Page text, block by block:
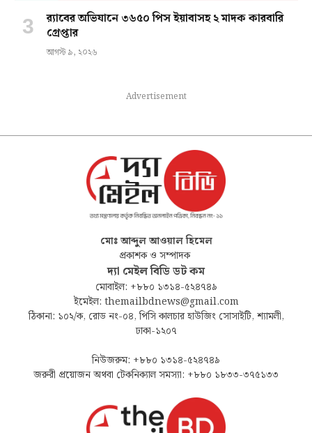
র‍্যাবের অভিযানে ৩৬৫০ পিস ইয়াবাসহ ২ মাদক কারবারি
গ্রেপ্তার
আগস্ট ৯, ২০২৬
Advertisement
মোঃ আব্দুল আওয়াল হিমেল
প্রকাশক ও সম্পাদক
দ্যা মেইল বিডি ডট কম
মোবাইল: +৮৮০ ১৩১৪-৫২৪৭৪৯
ইমেইল: themailbdnews@gmail.com
ঠিকানা: ১০২/ক, রোড নং-০৪, পিসি কালচার হাউজিং সোসাইটি, শ্যামলী,
ঢাকা-১২০৭
নিউজরুম: +৮৮০ ১৩১৪-৫২৪৭৪৯
জরুরী প্রয়োজন অথবা টেকনিক্যাল সমস্যা: +৮৮০ ১৮৩৩-৩৭৫১৩৩